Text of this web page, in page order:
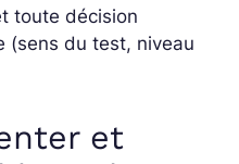
toute décision
(sens du test, niveau
et